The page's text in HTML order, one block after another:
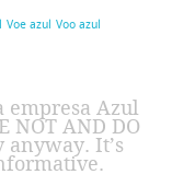
Voe azul Voo azul
empresa Azul
NOT AND DO
anyway. It’s